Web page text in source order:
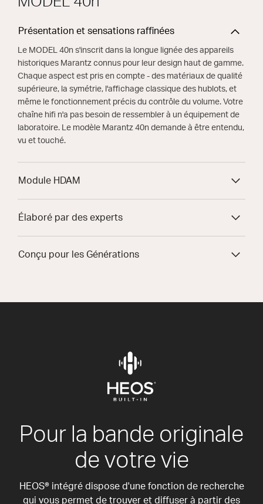
Présentation et sensations raffinées
Le MODEL 40n s'inscrit dans la longue lignée des appareils
historiques Marantz connus pour leur design haut de gamme.
Chaque aspect est pris en compte - des matériaux de qualité
supérieure, la symétrie, l'affichage classique des hublots, et
même le fonctionnement précis du contrôle du volume. Votre
chaîne hifi n'a pas besoin de ressembler à un équipement de
laboratoire. Le modèle Marantz 40n demande à être entendu,
vu et touché.
Module HDAM
Élaboré par des experts
Conçu pour les Générations
Pour la bande originale
de votre vie
HEOS® intégré dispose d'une fonction de recherche
qui vous permet de trouver et diffuser à partir des